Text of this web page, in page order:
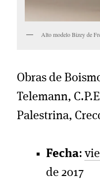
Alto modelo Bizey de
Obras de
Telemann,
Palestrina,
Fecha:
de 2017